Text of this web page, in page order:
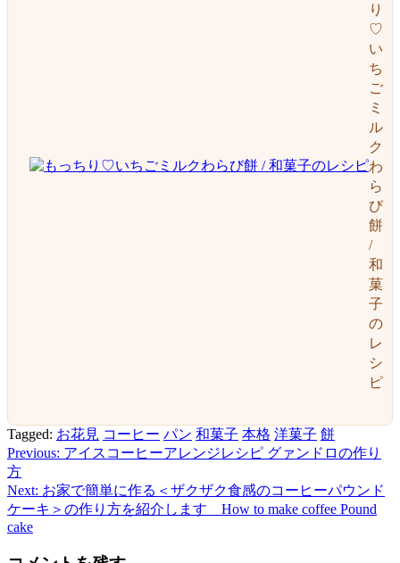
り
♡
い
ち
ご
ミ
ル
ク
わ
ら
び
餅
/
和
菓
子
の
レ
シ
ピ
Tagged: お花見 コーヒー パン 和菓子 本格 洋菓子 餅
投
稿
ナ
Previous: アイスコーヒーアレンジレシピ グァンドロの作り
方
Next: お家で簡単に作る＜ザクザク食感のコーヒーパウンド
ケーキ＞の作り方を紹介します How to make coffee Pound
cake